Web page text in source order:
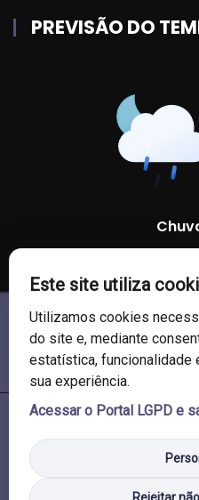
PREVISÃO DO
89 %
Este site utiliza
Utilizamos cookies
do site e, mediante
estatística, funcionalidade
sua experiência.
Acessar o Portal LGPD e